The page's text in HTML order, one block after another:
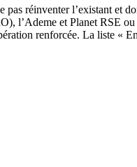
pas réinventer l’existant et
l’Ademe et Planet
renforcée. La liste